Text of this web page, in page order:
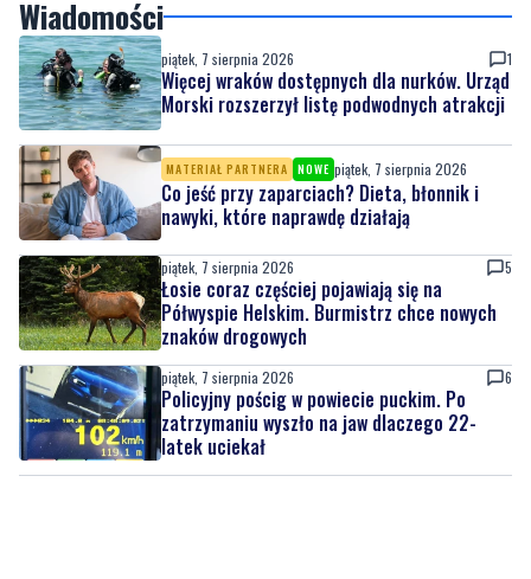
Wiadomości
piątek, 7 sierpnia 2026 1
Więcej wraków dostępnych dla nurków. Urząd
Morski rozszerzył listę podwodnych atrakcji
MATERIAŁ PARTNERA NOWE piątek, 7 sierpnia 2026
Co jeść przy zaparciach? Dieta, błonnik i
nawyki, które naprawdę działają
piątek, 7 sierpnia 2026 5
Łosie coraz częściej pojawiają się na
Półwyspie Helskim. Burmistrz chce nowych
znaków drogowych
piątek, 7 sierpnia 2026 6
Policyjny pościg w powiecie puckim. Po
zatrzymaniu wyszło na jaw dlaczego 22-
latek uciekał